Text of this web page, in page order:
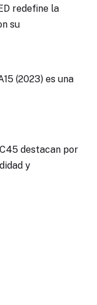
redefine la
su
(2023) es una
destacan por
y